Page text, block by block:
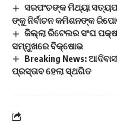
ସରପଂଚଙ୍କ ମିଥ୍ୟା
ଙ୍କୁ ନିର୍ବାଚନ କମିଶନଙ୍କ
ଜିଲ୍ଲା ରିଟେଲର ସଂଘ
ସମ୍ମୁଖରେ ବିକ୍ଷୋଭ
Breaking News:
ପ୍ରସ୍ତାବ ହେଲା ସ୍ଥଗିତ